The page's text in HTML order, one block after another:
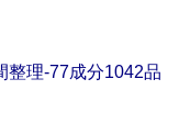
整理‐77成分1042品